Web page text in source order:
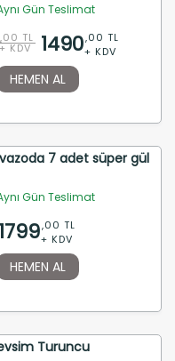
Gün Teslimat
,00 TL
KDV 1490,00 TL
+ KDV
HEMEN AL
7 adet süper gül
Gün Teslimat
1799,00 TL
+ KDV
HEMEN AL
Turuncu